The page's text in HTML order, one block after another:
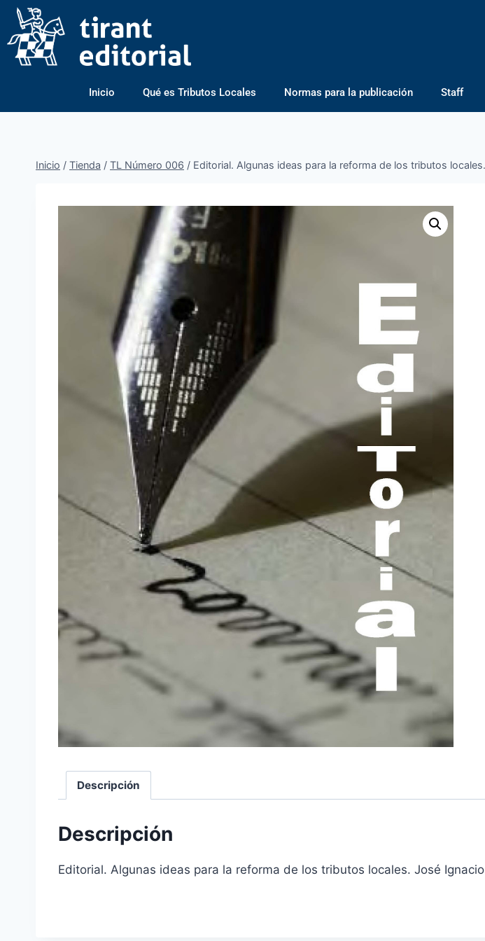
Inicio Qué es Tributos Locales Normas para la publicación Staff
Inicio / Tienda / TL Número 006 / Editorial. Algunas ideas para la reforma de los tributos
Descripción
Descripción
Editorial. Algunas ideas para la reforma de los tributos locales. José